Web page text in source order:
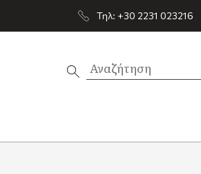
Τηλ: +30 2231 023216